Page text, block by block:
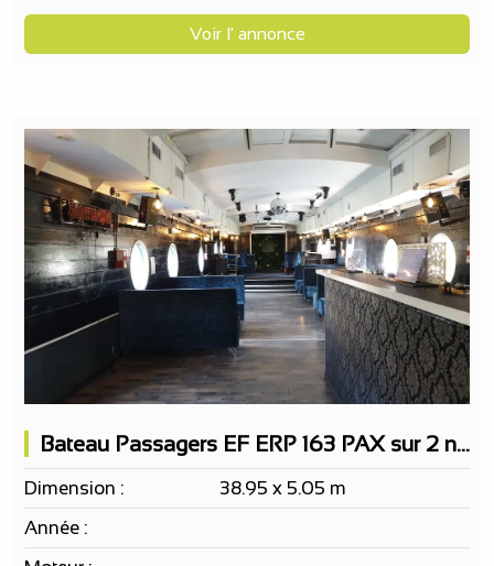
Voir l' annonce
Bateau Passagers EF ERP 163 PAX sur 2 niveaux, bar de nuit, restaurant possible
Dimension :
38.95 x 5.05 m
Année :